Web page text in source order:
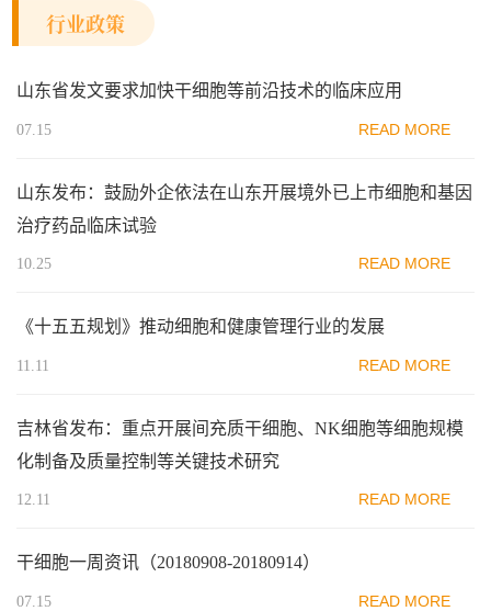
行业政策
山东省发文要求加快干细胞等前沿技术的临床应用
07.15 READ MORE
山东发布：鼓励外企依法在山东开展境外已上市细胞和基因
治疗药品临床试验
10.25 READ MORE
《十五五规划》推动细胞和健康管理行业的发展
11.11 READ MORE
吉林省发布：重点开展间充质干细胞、NK细胞等细胞规模
化制备及质量控制等关键技术研究
12.11 READ MORE
干细胞一周资讯（20180908-20180914）
07.15 READ MORE